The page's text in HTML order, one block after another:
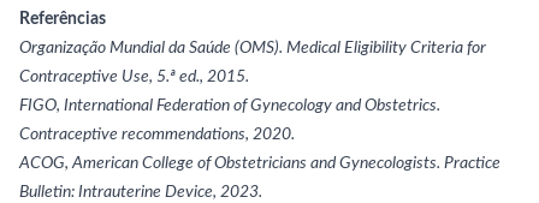
Referências
Organização Mundial da Saúde (OMS). Medical Eligibility Criteria for
Contraceptive Use, 5.ª ed., 2015.
FIGO, International Federation of Gynecology and Obstetrics.
Contraceptive recommendations, 2020.
ACOG, American College of Obstetricians and Gynecologists. Practice
Bulletin: Intrauterine Device, 2023.